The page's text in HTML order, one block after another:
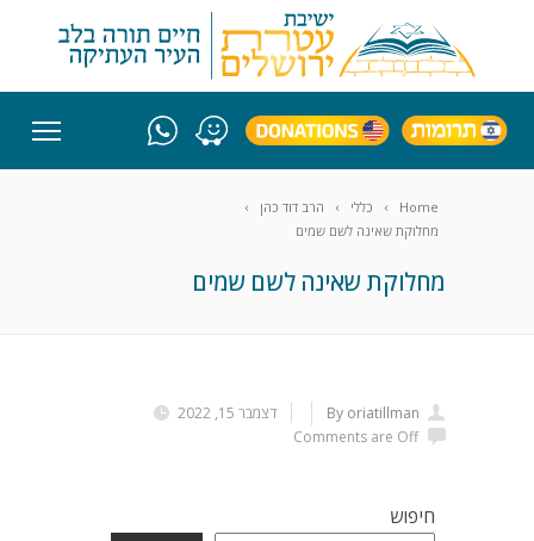
Home כללי
הרב דוד כהן
מחלוקת שאינה לשם שמים
מחלוקת שאינה לשם שמים
דצמבר 15, 2022
By oriatillman
Comments are Off
חיפוש